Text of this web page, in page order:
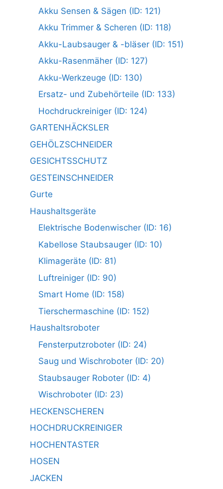
Akku Sensen & Sägen (ID: 121)
Akku Trimmer & Scheren (ID: 118)
Akku-Laubsauger & -bläser (ID: 151)
Akku-Rasenmäher (ID: 127)
Akku-Werkzeuge (ID: 130)
Ersatz- und Zubehörteile (ID: 133)
Hochdruckreiniger (ID: 124)
GARTENHÄCKSLER
GEHÖLZSCHNEIDER
GESICHTSSCHUTZ
GESTEINSCHNEIDER
Gurte
Haushaltsgeräte
Elektrische Bodenwischer (ID: 16)
Kabellose Staubsauger (ID: 10)
Klimageräte (ID: 81)
Luftreiniger (ID: 90)
Smart Home (ID: 158)
Tierschermaschine (ID: 152)
Haushaltsroboter
Fensterputzroboter (ID: 24)
Saug und Wischroboter (ID: 20)
Staubsauger Roboter (ID: 4)
Wischroboter (ID: 23)
HECKENSCHEREN
HOCHDRUCKREINIGER
HOCHENTASTER
HOSEN
JACKEN